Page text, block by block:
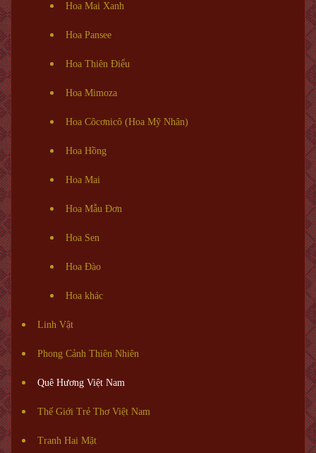
Hoa Mai Xanh
Hoa Pansee
Hoa Thiên Điểu
Hoa Mimoza
Hoa Côcơnicô (Hoa Mỹ Nhân)
Hoa Hồng
Hoa Mai
Hoa Mẫu Đơn
Hoa Sen
Hoa Đào
Hoa khác
Linh Vật
Phong Cảnh Thiên Nhiên
Quê Hương Việt Nam
Thế Giới Trẻ Thơ Việt Nam
Tranh Hai Mặt